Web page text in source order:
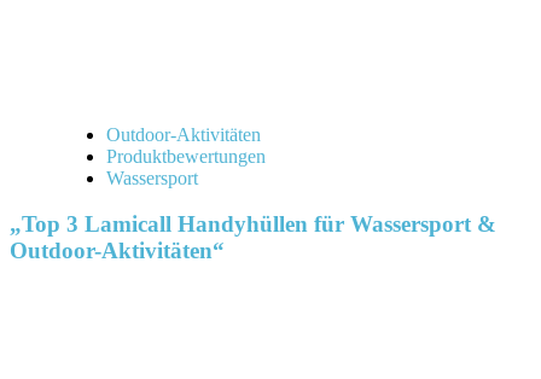
Outdoor-Aktivitäten
Produktbewertungen
Wassersport
„Top 3 Lamicall Handyhüllen für Wassersport &
Outdoor-Aktivitäten“